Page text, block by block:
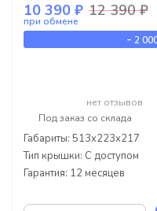
10 390 ₽ 12 390 ₽
при обмене
- 2
нет отзывов
Под заказ со склада
Габариты: 513x223x217
Тип крышки: С доступом
Гарантия: 12 месяцев